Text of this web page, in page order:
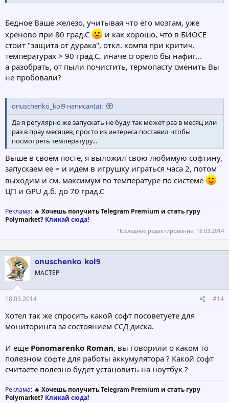
Бедное Ваше железо, учитывая что его мозгам, уже
хреново при 80 град.С
и как хорошо, что в БИОСЕ
стоит "защита от дурака", откл. компа при критич.
температурах > 90 град.С, иначе сгорело бы нафиг...
а разобрать, от пыли почистить, термопасту сменить Вы
не пробовали?
onuschenko_kol9 написал(а):
Да я регулярно же запускать не буду так может раз в месяц или
раз в прау месяцев, просто из интереса поставил чтобы
посмотреть температуру...
Выше в своем посте, я выложил свою любимую софтину,
запускаем ее = и идем в игрушку играться часа 2, потом
выходим и см. максимум по температуре по системе
ЦП и GPU д.б. до 70 град.С
Реклама: 🔥 Хочешь получить Telegram Premium и стать гуру
Polymarket? Кликай сюда!
Последнее редактирование: 18.03.2014
onuschenko_kol9
МАСТЕР
18.03.2014 #14
Хотел так же спросить какой софт посоветуете для
мониторинга за состоянием ССД диска.
И еще Ponomarenko Roman, вы говорили о каком то
полезном софте для работы аккумулятора ? Какой софт
считаете полезно будет установить на ноутбук ?
Реклама: 🔥 Хочешь получить Telegram Premium и стать гуру
Polymarket? Кликай сюда!